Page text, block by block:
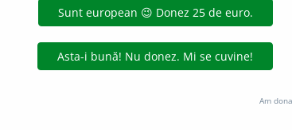
LauraGellner acțiuni
de pe acest site, inclusiv prin orice metode de extragere
prealabil scris, cu excepția seturilor de date oferite oficial spre
Am